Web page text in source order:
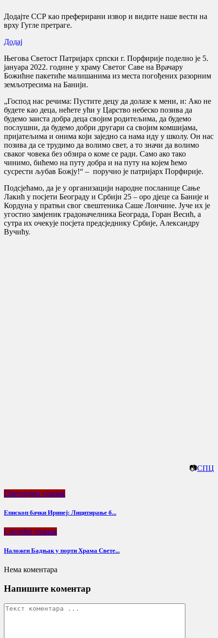
Додајте ССР као преферирани извор и видите наше вести на
врху Гугле претраге.
Додај
Његова Светост Патријарх српски г. Порфирије поделио је 5.
јануара 2022. године у храму Светог Саве на Врачару
Божићне пакетиће малишанима из места погођених разорним
земљотресима на Банији.
„Господ нас речима: Пустите децу да долазе к мени, и: Ако не
будете као деца, нећете ући у Царство небеско позива да
будемо заиста добра деца својим родитељима, да будемо
послушни, да будемо добри другари са својим комшијама,
пријатељима и онима који заједно са нама иду у школу. Он нас
позива да се трудимо да волимо свет, а то значи да волимо
сваког човека без обзира о коме се ради. Само ако тако
чинимо, бићемо на путу добра и на путу на којем ћемо
сусрести љубав Божју!“ – поручио је патријарх Порфирије.
Подсјећамо, да је у организацији народне посланице Сање
Лакић у посјети Београду и Србији 25 – оро дјеце са Баније и
Кордуна у пратњи свог свештеника Саше Лончине. Јуче их је
угостио замјеник градоначелника Београда, Горан Весић, а
сутра их очекује посјета предсједнику Србије, Александру
Вучићу.
📷СПЦ
Претходни чланак
Епископ бачки Иринеј: Лицитирање б...
Следећи чланак
Наложен Бадњак у порти Храма Свете...
Нема коментара
Напишите коментар